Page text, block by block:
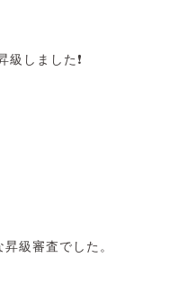
しました❗
級審査でした。